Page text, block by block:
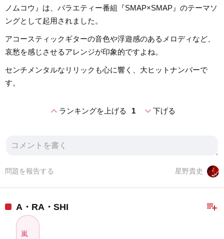
ノムコウ』は、バラエティー番組『SMAP×SMAP』のテーマソ
ングとして起用されました。
アコースティックギターの音色や浮遊感のあるメロディなど、
哀愁を感じさせるアレンジが印象的ですよね。
センチメンタルなリリックも心に響く、大ヒットナンバーで
す。
expand_lessランキングを上げる 1 expand_more下げる
星野貴史
問題を報告する
playlist_add
A・RA・SHI
嵐